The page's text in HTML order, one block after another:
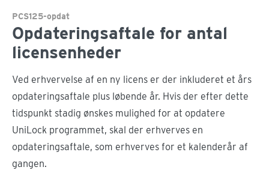
PCS125-opdat
Opdateringsaftale for antal
licensenheder
Ved erhvervelse af en ny licens er der inkluderet et års
opdateringsaftale plus løbende år. Hvis der efter dette
tidspunkt stadig ønskes mulighed for at opdatere
UniLock programmet, skal der erhverves en
opdateringsaftale, som erhverves for et kalenderår af
gangen.